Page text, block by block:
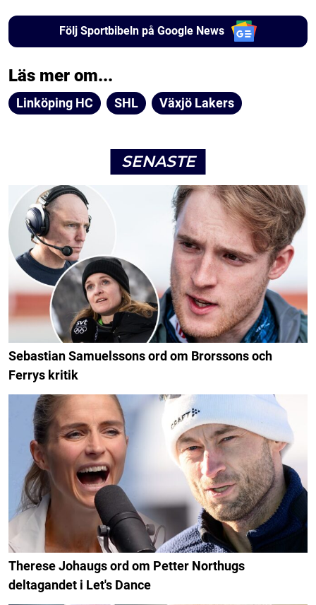
Följ Sportbibeln på Google News
Läs mer om...
Linköping HC SHL Växjö Lakers
SENASTE
Sebastian Samuelssons ord om Brorssons och
Ferrys kritik
Therese Johaugs ord om Petter Northugs
deltagandet i Let's Dance